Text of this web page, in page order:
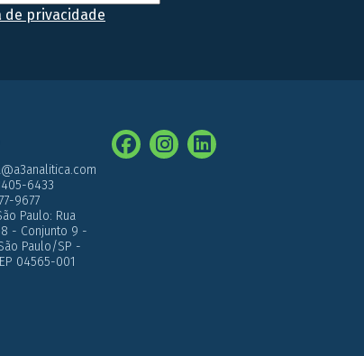
de privacidade
6433
9677
Paulo: Rua
- Conjunto 9 -
Paulo/SP -
04565-001